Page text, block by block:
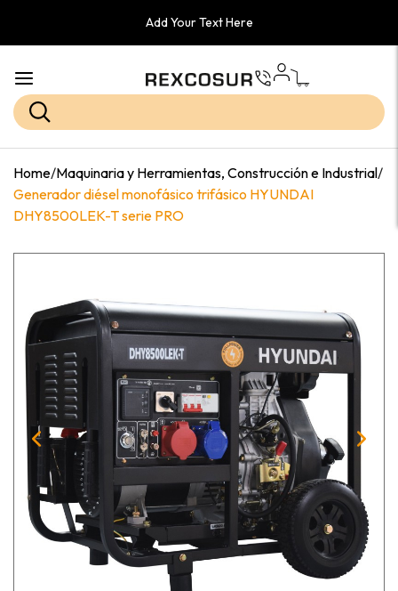
Add Your Text Here
Home/Maquinaria y Herramientas, Construcción e Industrial/
Generador diésel monofásico trifásico HYUNDAI
DHY8500LEK-T serie PRO